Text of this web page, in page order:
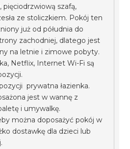
pięciodrzwiową szafą,
ze stoliczkiem. Pokój ten
już od półudnia do
zachodniej, dlatego jest
na letnie i zimowe pobyty.
Netflix, Internet Wi-Fi są
prywatna łazienka.
jest w wannę z
i umywalkę.
można doposażyć pokój w
dostawkę dla dzieci lub